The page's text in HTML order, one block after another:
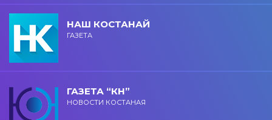
НАШ КОСТАНАЙ
ГАЗЕТА
ГАЗЕТА “КН”
НОВОСТИ КОСТАНАЯ